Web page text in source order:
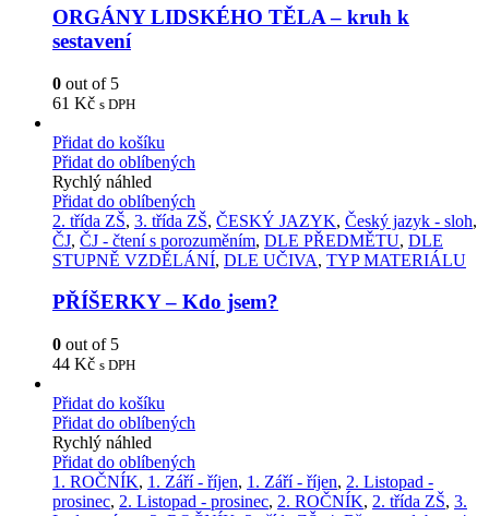
ORGÁNY LIDSKÉHO TĚLA – kruh k
sestavení
0 out of 5
61 Kč s DPH
Přidat do košíku
Přidat do oblíbených
Rychlý náhled
Přidat do oblíbených
2. třída ZŠ, 3. třída ZŠ, ČESKÝ JAZYK, Český jazyk - sloh,
ČJ, ČJ - čtení s porozuměním, DLE PŘEDMĚTU, DLE
STUPNĚ VZDĚLÁNÍ, DLE UČIVA, TYP MATERIÁLU
PŘÍŠERKY – Kdo jsem?
0 out of 5
44 Kč s DPH
Přidat do košíku
Přidat do oblíbených
Rychlý náhled
Přidat do oblíbených
1. ROČNÍK, 1. Září - říjen, 1. Září - říjen, 2. Listopad -
prosinec, 2. Listopad - prosinec, 2. ROČNÍK, 2. třída ZŠ, 3.